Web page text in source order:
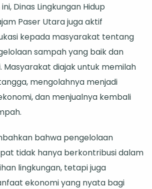
Dinas Lingkungan Hidup
Paser Utara juga aktif
kepada masyarakat tentang
sampah yang baik dan
Masyarakat diajak untuk memilah
mengolahnya menjadi
dan menjualnya kembali
bahwa pengelolaan
tidak hanya berkontribusi dalam
lingkungan, tetapi juga
ekonomi yang nyata bagi